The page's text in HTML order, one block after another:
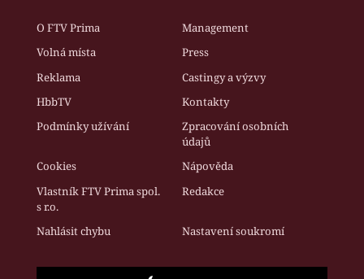
O FTV Prima
Management
Volná místa
Press
Reklama
Castingy a výzvy
HbbTV
Kontakty
Podmínky užívání
Zpracování osobních
údajů
Cookies
Nápověda
Vlastník FTV Prima spol.
s r.o.
Redakce
Nahlásit chybu Nastavení soukromí